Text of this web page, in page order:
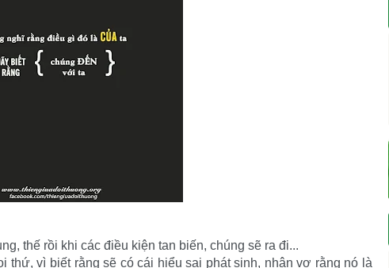
thế rồi khi các điều kiện tan biến, chúng sẽ ra đi...
thứ, vì biết rằng sẽ có cái hiểu sai phát sinh, nhận vơ rằng nó là